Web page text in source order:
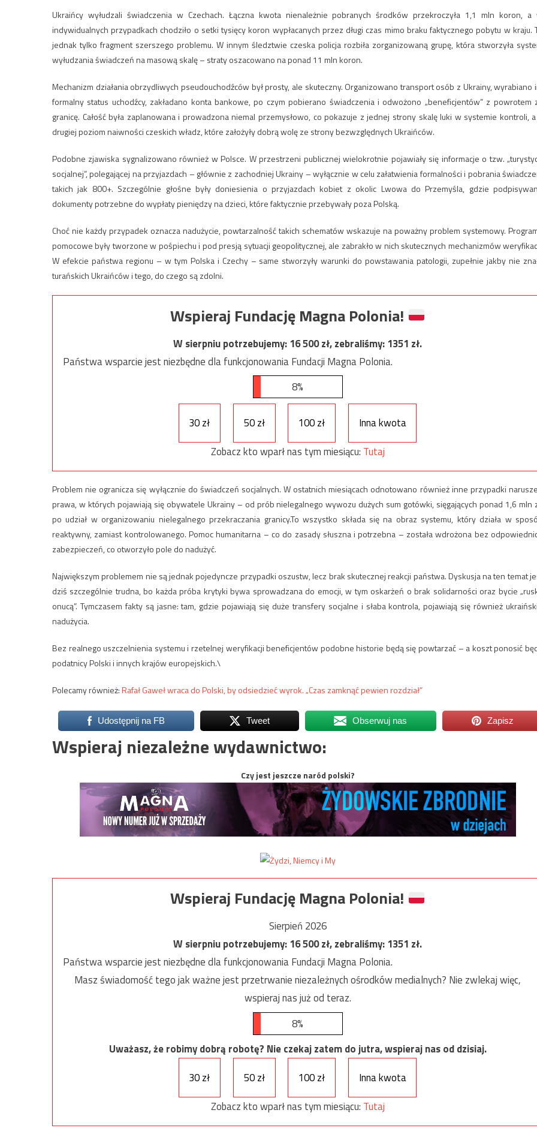
Ukraińcy wyłudzali świadczenia w Czechach. Łączna kwota nienależnie pobranych środków przekroczyła 1,1 mln koron, a
indywidualnych przypadkach chodziło o setki tysięcy koron wypłacanych przez długi czas mimo braku faktycznego pobytu w kraju.
jednak tylko fragment szerszego problemu. W innym śledztwie czeska policja rozbiła zorganizowaną grupę, która stworzyła
wyłudzania świadczeń na masową skalę – straty oszacowano na ponad 11 mln koron.
Mechanizm działania obrzydliwych pseudouchodźców był prosty, ale skuteczny. Organizowano transport osób z Ukrainy, wyrabiano
formalny status uchodźcy, zakładano konta bankowe, po czym pobierano świadczenia i odwożono „beneficjentów” z powrotem
granicę. Całość była zaplanowana i prowadzona niemal przemysłowo, co pokazuje z jednej strony skalę luki w systemie kontroli,
drugiej poziom naiwności czeskich władz, które założyły dobrą wolę ze strony bezwzględnych Ukraińców.
Podobne zjawiska sygnalizowano również w Polsce. W przestrzeni publicznej wielokrotnie pojawiały się informacje o tzw.
socjalnej”, polegającej na przyjazdach – głównie z zachodniej Ukrainy – wyłącznie w celu załatwienia formalności i pobrania
takich jak 800+. Szczególnie głośne były doniesienia o przyjazdach kobiet z okolic Lwowa do Przemyśla, gdzie
dokumenty potrzebne do wypłaty pieniędzy na dzieci, które faktycznie przebywały poza Polską.
Choć nie każdy przypadek oznacza nadużycie, powtarzalność takich schematów wskazuje na poważny problem systemowy.
pomocowe były tworzone w pośpiechu i pod presją sytuacji geopolitycznej, ale zabrakło w nich skutecznych mechanizmów
W efekcie państwa regionu – w tym Polska i Czechy – same stworzyły warunki do powstawania patologii, zupełnie jakby nie
turańskich Ukraińców i tego, do czego są zdolni.
Wspieraj Fundację Magna Polonia!
W sierpniu potrzebujemy:16 500zł, zebraliśmy:1351 zł.
Państwa wsparcie jest niezbędne dla funkcjonowania Fundacji Magna Polonia.
8%
30 zł 50 zł 100 zł
Inna kwota
Zobacz kto wparł nas tym miesiącu: Tutaj
Problem nie ogranicza się wyłącznie do świadczeń socjalnych. W ostatnich miesiącach odnotowano również inne przypadki
prawa, w których pojawiają się obywatele Ukrainy – od prób nielegalnego wywozu dużych sum gotówki, sięgających ponad 1,6 mln
po udział w organizowaniu nielegalnego przekraczania granicy.To wszystko składa się na obraz systemu, który działa w
reaktywny, zamiast kontrolowanego. Pomoc humanitarna – co do zasady słuszna i potrzebna – została wdrożona bez
zabezpieczeń, co otworzyło pole do nadużyć.
Największym problemem nie są jednak pojedyncze przypadki oszustw, lecz brak skutecznej reakcji państwa. Dyskusja na ten temat
dziś szczególnie trudna, bo każda próba krytyki bywa sprowadzana do emocji, w tym oskarżeń o brak solidarności oraz bycie
onucą”. Tymczasem fakty są jasne: tam, gdzie pojawiają się duże transfery socjalne i słaba kontrola, pojawiają się również
nadużycia.
Bez realnego uszczelnienia systemu i rzetelnej weryfikacji beneficjentów podobne historie będą się powtarzać – a koszt ponosić
podatnicy Polski i innych krajów europejskich.\
Polecamy również:Rafał Gaweł wraca do Polski, by odsiedzieć wyrok. „Czas zamknąć pewien rozdział”
Udostępnij na FB Tweet Obserwuj nas Zapisz
Wspieraj niezależne wydawnictwo:
Czy jest jeszcze naród polski?
Wspieraj Fundację Magna Polonia!
Sierpień 2026
W sierpniu potrzebujemy:16 500zł, zebraliśmy:1351 zł.
Państwa wsparcie jest niezbędne dla funkcjonowania Fundacji Magna Polonia.
Masz świadomość tego jak ważne jest przetrwanie niezależnych ośrodków medialnych? Nie zwlekaj więc,
wspieraj nas już od teraz.
8%
Uważasz, że robimy dobrą robotę? Nie czekaj zatem do jutra, wspieraj nas od dzisiaj.
30 zł
50 zł 100 zł
Inna kwota
Zobacz kto wparł nas tym miesiącu: Tutaj